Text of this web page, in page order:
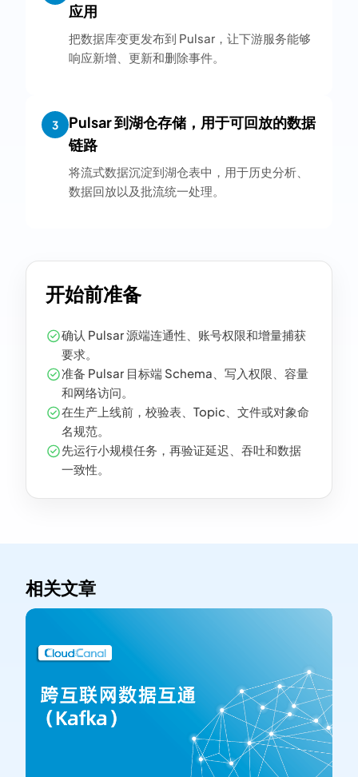
应用
把数据库变更发布到 Pulsar，让下游服务能够
响应新增、更新和删除事件。
3
Pulsar 到湖仓存储，用于可回放的数据
链路
将流式数据沉淀到湖仓表中，用于历史分析、
数据回放以及批流统一处理。
开始前准备
确认 Pulsar 源端连通性、账号权限和增量捕获
要求。
准备 Pulsar 目标端 Schema、写入权限、容量
和网络访问。
在生产上线前，校验表、Topic、文件或对象命
名规范。
先运行小规模任务，再验证延迟、吞吐和数据
一致性。
相关文章